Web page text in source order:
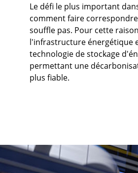
Le défi le plus important
comment faire
souffle pas. Pour cette
l'infrastructure énergétique
technologie de stockage
permettant une
plus fiable.